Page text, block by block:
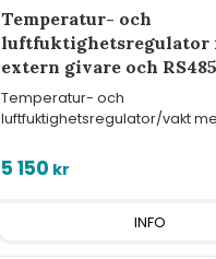
Temperatur- och
luftfuktighetsregulator
extern givare och RS485
Temperatur- och
luftfuktighetsregulator/vakt
RS485 Modbus.
5 150 kr
INFO